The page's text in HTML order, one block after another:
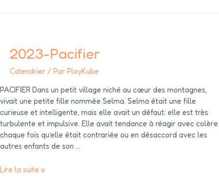
2023-Pacifier
Calendrier / Par PlayKube
PACIFIER Dans un petit village niché au cœur des montagnes,
vivait une petite fille nommée Selma. Selma était une fille
curieuse et intelligente, mais elle avait un défaut: elle est très
turbulente et impulsive. Elle avait tendance à réagir avec colère
chaque fois qu’elle était contrariée ou en désaccord avec les
autres enfants de son …
Lire la suite »